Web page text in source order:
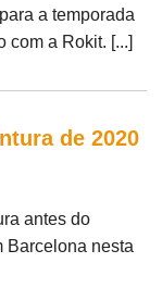
a temporada
com a Rokit. [...]
de 2020
antes do
Barcelona nesta